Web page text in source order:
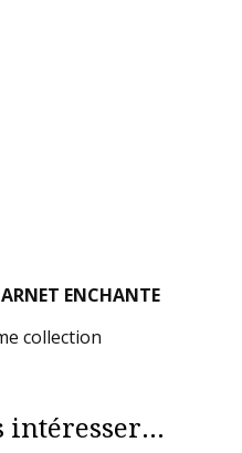
ENCHANTE
collection
intéresser...